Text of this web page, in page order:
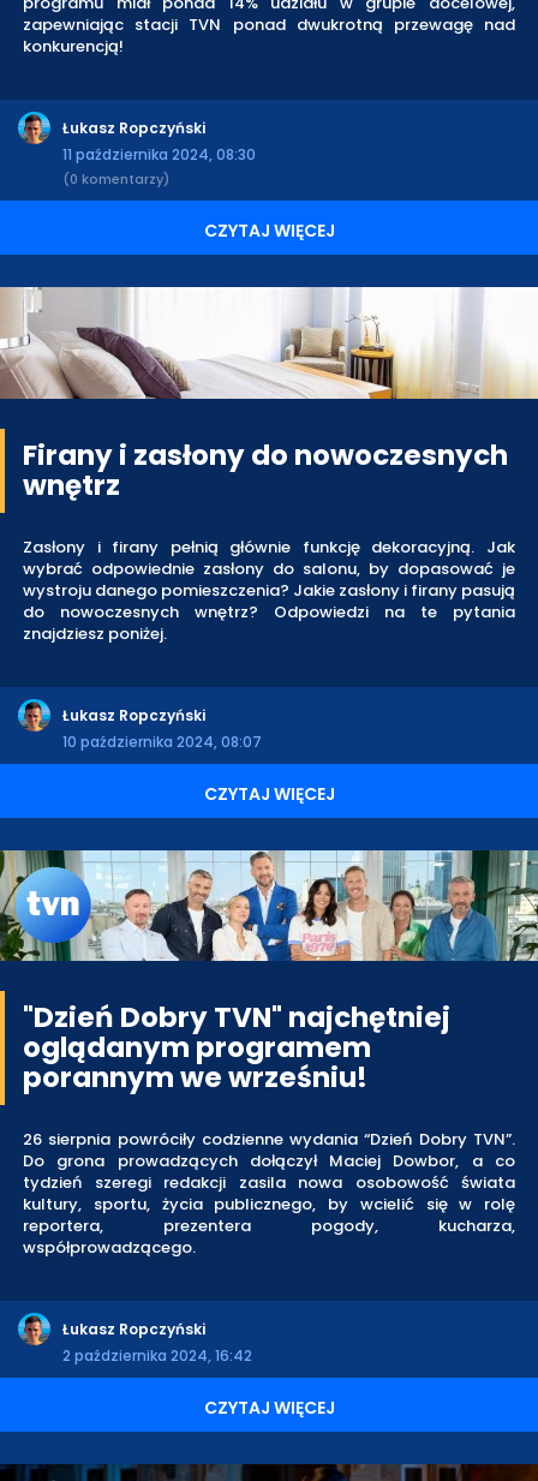
zapewniając stacji TVN ponad dwukrotną przewagę nad
konkurencją!
Łukasz Ropczyński
11 października 2024, 08:30
(0 komentarzy)
CZYTAJ WIĘCEJ
Firany i zasłony do nowoczesnych
wnętrz
Zasłony i firany pełnią głównie funkcję dekoracyjną. Jak
wybrać odpowiednie zasłony do salonu, by dopasować je
wystroju danego pomieszczenia? Jakie zasłony i firany pasują
do nowoczesnych wnętrz? Odpowiedzi na te pytania
znajdziesz poniżej.
Łukasz Ropczyński
10 października 2024, 08:07
CZYTAJ WIĘCEJ
"Dzień Dobry TVN" najchętniej
oglądanym programem
porannym we wrześniu!
26 sierpnia powróciły codzienne wydania “Dzień Dobry TVN”.
Do grona prowadzących dołączył Maciej Dowbor, a co
tydzień szeregi redakcji zasila nowa osobowość świata
kultury, sportu, życia publicznego, by wcielić się w rolę
reportera, prezentera pogody, kucharza,
współprowadzącego.
Łukasz Ropczyński
2 października 2024, 16:42
CZYTAJ WIĘCEJ